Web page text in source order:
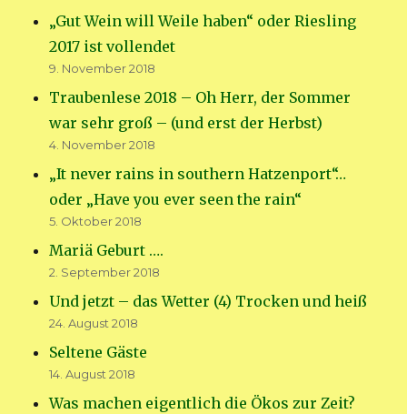
„Gut Wein will Weile haben“ oder Riesling
2017 ist vollendet
9. November 2018
Traubenlese 2018 – Oh Herr, der Sommer
war sehr groß – (und erst der Herbst)
4. November 2018
„It never rains in southern Hatzenport“…
oder „Have you ever seen the rain“
5. Oktober 2018
Mariä Geburt ….
2. September 2018
Und jetzt – das Wetter (4) Trocken und heiß
24. August 2018
Seltene Gäste
14. August 2018
Was machen eigentlich die Ökos zur Zeit?